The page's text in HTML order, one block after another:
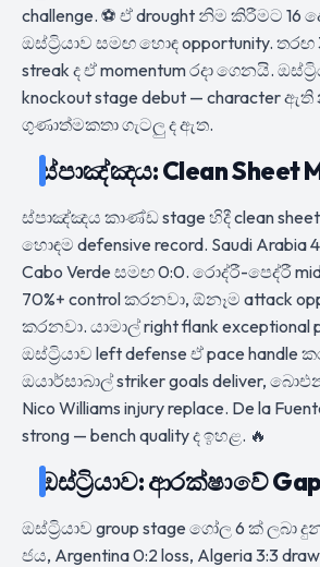
challenge. ⚽ ඒ drought නිම කිරීමට 16
ඔස්ට්‍රියාව සමඟ හොඳ opportunity.
streak ද ඒ momentum රදා ගෙනයි.
knockout stage debut — character
ගුණාත්මකතා ගැටලු ද ඇත.
ස්පාඤ්ඤය: Clean Sheet
ස්පාඤ්ඤය කාණ්ඩ stage හිදී clean
හොඳම defensive record. Saudi Arabia
Cabo Verde සමඟ 0:0. රොද්රී-පෙද්රී
70%+ control කරනවා, ඕනෑම attack
කරනවා. යාමාල් right flank exceptional
ඔස්ට්‍රියාව left defense ඒ pace
ඔයාර්සාබාල් striker goals deliver,
Nico Williams injury replace. De la
strong — bench quality ද ඉහළ. 🔥
ඔස්ට්‍රියාව: ආරක්ෂාවේ
ඔස්ට්‍රියාව group stage ගෝල 6 ක් ලබා
ජය, Argentina 0:2 loss, Algeria 3:3